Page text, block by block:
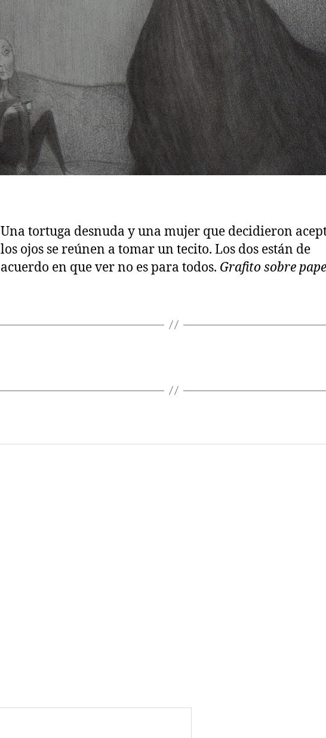
Una tortuga desnuda y una mujer que decidieron
los ojos se reúnen a tomar un tecito. Los dos están de
acuerdo en que ver no es para todos. Grafito sobre